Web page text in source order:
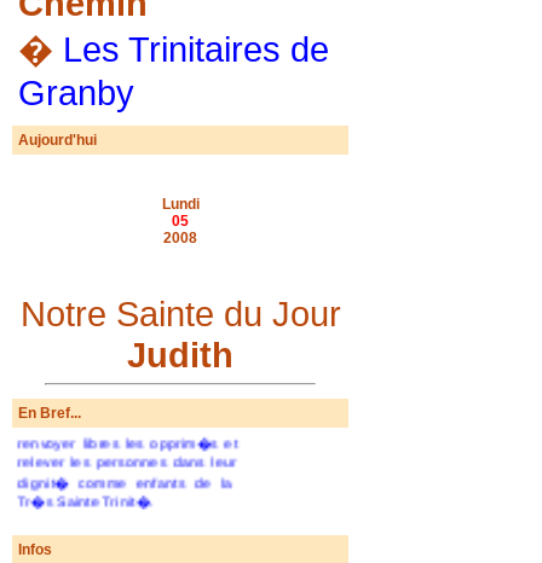
� Les Trinitaires de
Granby
Aujourd'hui
Lundi
05
2008
Notre Sainte du Jour
Judith
En Bref...
Depuis plus de 800 ans, par un
esprit de service, ils se
d�vouent pour les hommes et
cha�nes injustes, couper les
liens de la d�pendance,
renvoyer libres les opprim�s et
relever les personnes dans leur
dignit� comme enfants de la
Tr�s Sainte Trinit�.
Infos